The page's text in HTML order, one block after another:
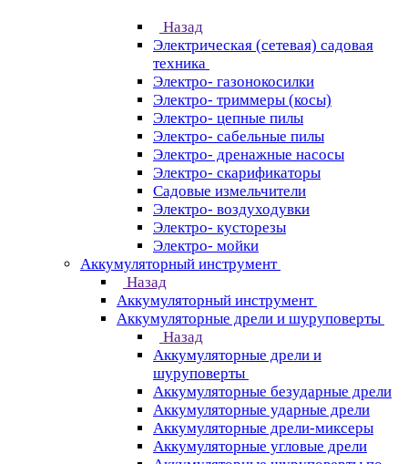
Назад
Электрическая (сетевая) садовая
техника
Электро- газонокосилки
Электро- триммеры (косы)
Электро- цепные пилы
Электро- сабельные пилы
Электро- дренажные насосы
Электро- скарификаторы
Садовые измельчители
Электро- воздуходувки
Электро- кусторезы
Электро- мойки
Аккумуляторный инструмент
Назад
Аккумуляторный инструмент
Аккумуляторные дрели и шуруповерты
Назад
Аккумуляторные дрели и
шуруповерты
Аккумуляторные безударные дрели
Аккумуляторные ударные дрели
Аккумуляторные дрели-миксеры
Аккумуляторные угловые дрели